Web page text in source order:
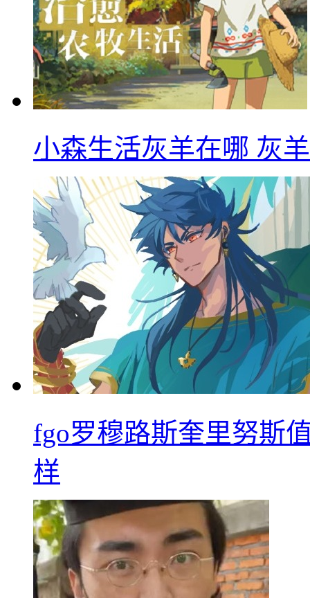
小森生活灰羊在哪 灰
fgo罗穆路斯奎里努斯
样